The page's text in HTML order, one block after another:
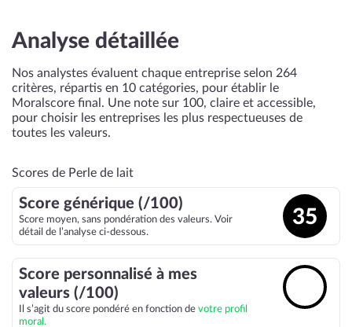
Analyse détaillée
Nos analystes évaluent chaque entreprise selon 264
critères, répartis en 10 catégories, pour établir le
Moralscore final. Une note sur 100, claire et accessible,
pour choisir les entreprises les plus respectueuses de
toutes les valeurs.
Scores de Perle de lait
Score générique (/100)
Score moyen, sans pondération des valeurs. Voir
détail de l’analyse ci-dessous.
35
Score personnalisé à mes
valeurs (/100)
Il s’agit du score pondéré en fonction de votre profil
moral.